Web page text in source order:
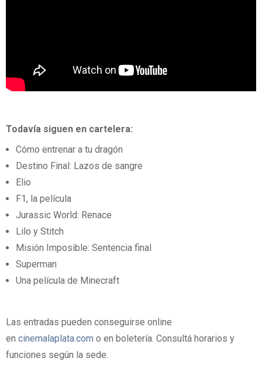
Todavía siguen en cartelera:
Cómo entrenar a tu dragón
Destino Final: Lazos de sangre
Elio
F1, la película
Jurassic World: Renace
Lilo y Stitch
Misión Imposible: Sentencia final
Superman
Una película de Minecraft
Las entradas pueden conseguirse online
en cinemalaplata.com o en boletería. Consultá horarios y
funciones según la sede.